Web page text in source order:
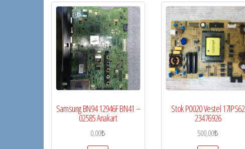
Samsung BN94 12946F BN41 –
02585 Anakart
0,00₺
Stok P0020 Vestel 17IPS62
23476926
500,00₺